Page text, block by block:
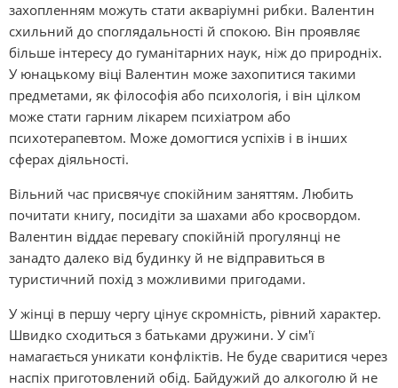
захопленням можуть стати акваріумні рибки. Валентин
схильний до споглядальності й спокою. Він проявляє
більше інтересу до гуманітарних наук, ніж до природніх.
У юнацькому віці Валентин може захопитися такими
предметами, як філософія або психологія, і він цілком
може стати гарним лікарем психіатром або
психотерапевтом. Може домогтися успіхів і в інших
сферах діяльності.
Вільний час присвячує спокійним заняттям. Любить
почитати книгу, посидіти за шахами або кросвордом.
Валентин віддає перевагу спокійній прогулянці не
занадто далеко від будинку й не відправиться в
туристичний похід з можливими пригодами.
У жінці в першу чергу цінує скромність, рівний характер.
Швидко сходиться з батьками дружини. У сім'ї
намагається уникати конфліктів. Не буде сваритися через
наспіх приготовлений обід. Байдужий до алкоголю й не